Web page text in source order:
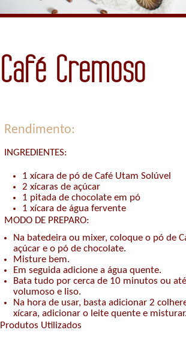
Café Cremoso
Rendimento:
INGREDIENTES:
1 xícara de pó de Café Utam Solúvel
2 xícaras de açúcar
1 pitada de chocolate em pó
1 xícara de água fervente
MODO DE PREPARO:
Na batedeira ou mixer, coloque o pó de
açúcar e o pó de chocolate.
Misture bem.
Em seguida adicione a água quente.
Bata tudo por cerca de 10 minutos ou
volumoso e liso.
Na hora de usar, basta adicionar 2
xícara, adicionar o leite quente e misturar.
Produtos Utilizados